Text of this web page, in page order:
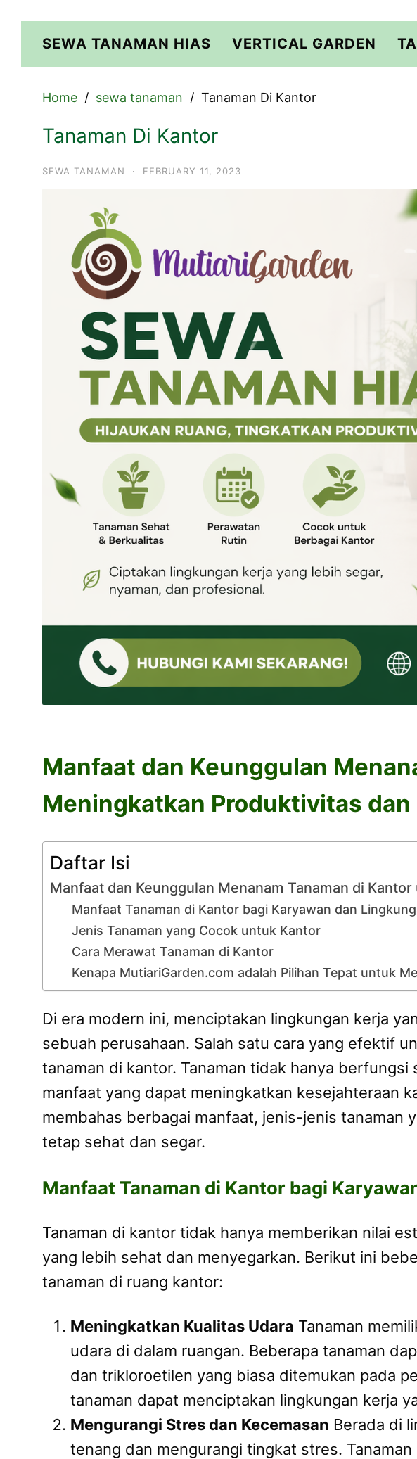
SEWA TANAMAN HIAS VERTICAL GARDEN
Home sewa tanaman Tanaman Di Kantor
Tanaman Di Kantor
SEWA TANAMAN · FEBRUARY 11, 2023
Manfaat dan Keunggulan
Meningkatkan Produktivitas dan
Daftar Isi
Manfaat dan Keunggulan Menanam Tanaman di
Manfaat Tanaman di Kantor bagi Karyawan dan
Jenis Tanaman yang Cocok untuk Kantor
Cara Merawat Tanaman di Kantor
Kenapa MutiariGarden.com adalah Pilihan Tepat untuk
Di era modern ini, menciptakan lingkungan kerja
sebuah perusahaan. Salah satu cara yang efektif
tanaman di kantor. Tanaman tidak hanya
manfaat yang dapat meningkatkan kesejahteraan
membahas berbagai manfaat, jenis-jenis tanaman
tetap sehat dan segar.
Manfaat Tanaman di Kantor bagi
Tanaman di kantor tidak hanya memberikan nilai
yang lebih sehat dan menyegarkan. Berikut ini
tanaman di ruang kantor:
Meningkatkan Kualitas Udara Tanaman
udara di dalam ruangan. Beberapa tanaman
dan trikloroetilen yang biasa ditemukan pada
tanaman dapat menciptakan lingkungan kerja
Mengurangi Stres dan Kecemasan Berada di
tenang dan mengurangi tingkat stres.